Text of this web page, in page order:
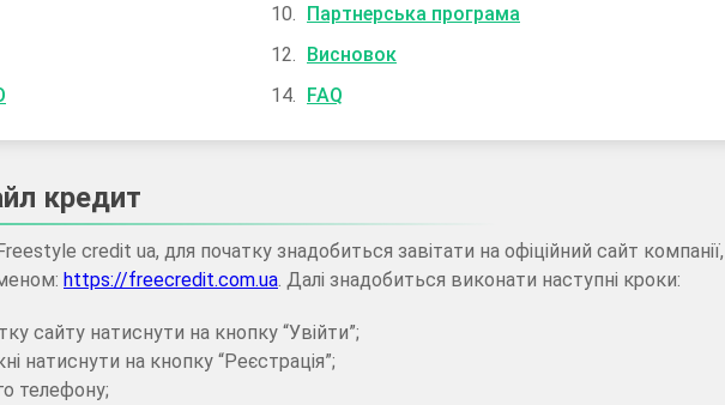
Партнерська програма
Висновок
FAQ
кредит
credit ua, для початку знадобиться завітати на офіційний сайт
https://freecredit.com.ua. Далі знадобиться виконати наступні кроки:
сайту натиснути на кнопку “Увійти”;
натиснути на кнопку “Реєстрація”;
телефону;